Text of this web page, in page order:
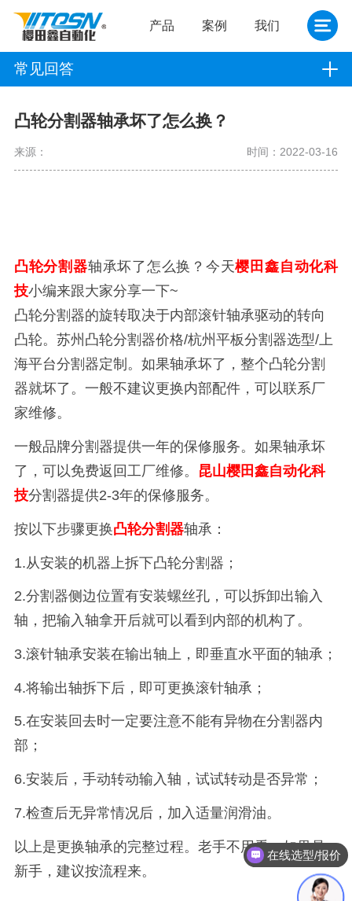
产品 案例 我们
常见回答
凸轮分割器轴承坏了怎么换？
来源： 时间：2022-03-16
凸轮分割器轴承坏了怎么换？今天樱田鑫自动化科
技小编来跟大家分享一下~
凸轮分割器的旋转取决于内部滚针轴承驱动的转向
凸轮。苏州凸轮分割器价格/杭州平板分割器选型/上
海平台分割器定制。如果轴承坏了，整个凸轮分割
器就坏了。一般不建议更换内部配件，可以联系厂
家维修。
一般品牌分割器提供一年的保修服务。如果轴承坏
了，可以免费返回工厂维修。
昆山樱田鑫自动化科
技分割器提供2-3年的保修服务。
按以下步骤更换凸轮分割器轴承：
1.从安装的机器上拆下凸轮分割器；
2.分割器侧边位置有安装螺丝孔，可以拆卸出输入
轴，把输入轴拿开后就可以看到内部的机构了。
3.滚针轴承安装在输出轴上，即垂直水平面的轴承；
4.将输出轴拆下后，即可更换滚针轴承；
5.在安装回去时一定要注意不能有异物在分割器内
部；
6.安装后，手动转动输入轴，试试转动是否异常；
7.检查后无异常情况后，加入适量润滑油。
以上是更换轴承的完整过程。老手不用看。如果是
新手，建议按流程来。
在线选型/报价